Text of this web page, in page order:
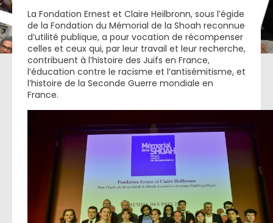
La Fondation Ernest et Claire Heilbronn, sous l’égide
de la Fondation du Mémorial de la Shoah reconnue
d’utilité publique, a pour vocation de récompenser
celles et ceux qui, par leur travail et leur recherche,
contribuent à l’histoire des Juifs en France,
l’éducation contre le racisme et l’antisémitisme, et
l’histoire de la Seconde Guerre mondiale en
France.